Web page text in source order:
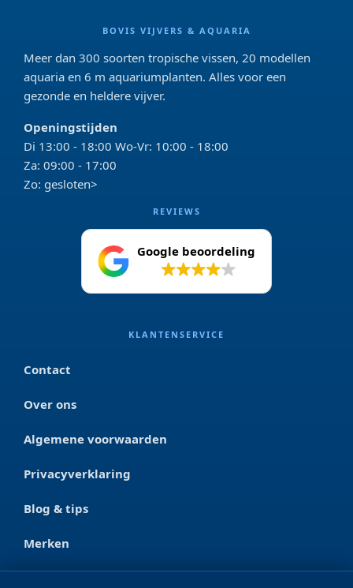
BOVIS VIJVERS & AQUARIA
Meer dan 300 soorten tropische vissen, 20 modellen
aquaria en 6 m aquariumplanten. Alles voor een
gezonde en heldere vijver.
Openingstijden
Di 13:00 - 18:00 Wo-Vr: 10:00 - 18:00
Za: 09:00 - 17:00
Zo: gesloten>
REVIEWS
Google beoordeling
KLANTENSERVICE
Contact
Over ons
Algemene voorwaarden
Privacyverklaring
Blog & tips
Merken